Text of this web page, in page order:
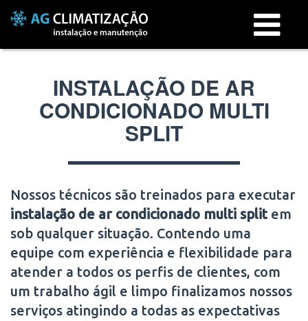
Menu
INSTALAÇÃO DE AR
CONDICIONADO MULTI
SPLIT
Nossos técnicos são treinados para executar
instalação de ar condicionado multi splitem
sob qualquer situação. Contendo uma
equipe com experiência e flexibilidade para
atender a todos os perfis de clientes, com
um trabalho ágil e limpo finalizamos nossos
serviços atingindo a todas as expectativas